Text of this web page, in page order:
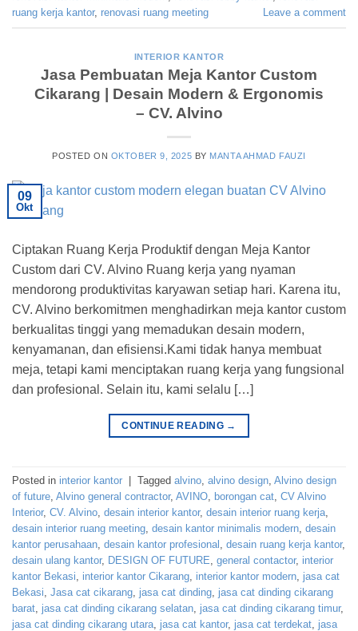
ruang kerja kantor, renovasi ruang meeting Leave a comment
INTERIOR KANTOR
Jasa Pembuatan Meja Kantor Custom
Cikarang | Desain Modern & Ergonomis
– CV. Alvino
POSTED ON OKTOBER 9, 2025 BY MANTA AHMAD FAUZI
09
Okt
Ciptakan Ruang Kerja Produktif dengan Meja Kantor
Custom dari CV. Alvino Ruang kerja yang nyaman
mendorong produktivitas karyawan setiap hari. Karena itu,
CV. Alvino berkomitmen menghadirkan meja kantor custom
berkualitas tinggi yang memadukan desain modern,
kenyamanan, dan efisiensi.Kami tidak hanya membuat
meja, tetapi kami menciptakan ruang kerja yang fungsional
dan profesional. Selain itu, kami selalu […]
CONTINUE READING →
Posted in interior kantor Tagged alvino alvino design Alvino design
of future Alvino general contractor, AVINO borongan cat CV Alvino
Interior, CV. Alvino desain interior kantor, desain interior ruang kerja
desain interior ruang meeting desain kantor minimalis modern desain
kantor perusahaan desain kantor profesional desain ruang kerja kantor,
desain ulang kantor, DESIGN OF FUTURE general contactor, interior
kantor Bekasi
interior kantor Cikarang interior kantor modern jasa cat
Bekasi Jasa cat cikarang jasa cat dinding jasa cat dinding cikarang
barat jasa cat dinding cikarang selatan jasa cat dinding cikarang timur,
jasa cat dinding cikarang utara jasa cat kantor, jasa cat terdekat jasa